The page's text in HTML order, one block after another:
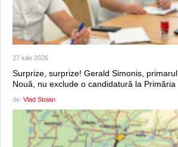
27 iulie 2026
Surprize, surprize! Gerald Simonis,
Nouă, nu exclude o candidatură la Primăria
de: Vlad Stoian